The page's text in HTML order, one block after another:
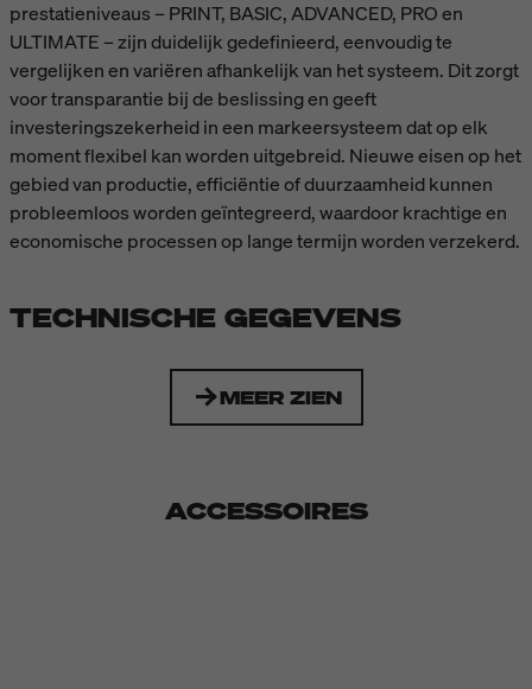
prestatieniveaus – PRINT, BASIC, ADVANCED, PRO en
ULTIMATE – zijn duidelijk gedefinieerd, eenvoudig te
vergelijken en variëren afhankelijk van het systeem. Dit zorgt
voor transparantie bij de beslissing en geeft
investeringszekerheid in een markeersysteem dat op elk
moment flexibel kan worden uitgebreid. Nieuwe eisen op het
gebied van productie, efficiëntie of duurzaamheid kunnen
probleemloos worden geïntegreerd, waardoor krachtige en
economische processen op lange termijn worden verzekerd.
TECHNISCHE GEGEVENS
MEER ZIEN
ACCESSOIRES